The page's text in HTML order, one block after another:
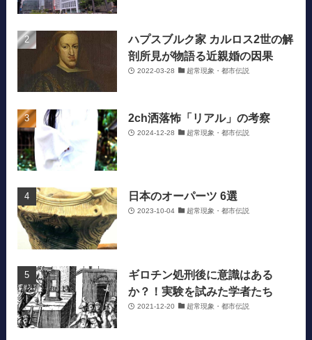
ハプスブルク家 カルロス2世の解
剖所見が物語る近親婚の因果
2022-03-28 超常現象・都市伝説
2ch洒落怖「リアル」の考察
2024-12-28 超常現象・都市伝説
日本のオーパーツ 6選
2023-10-04 超常現象・都市伝説
ギロチン処刑後に意識はある
か？！実験を試みた学者たち
2021-12-20 超常現象・都市伝説